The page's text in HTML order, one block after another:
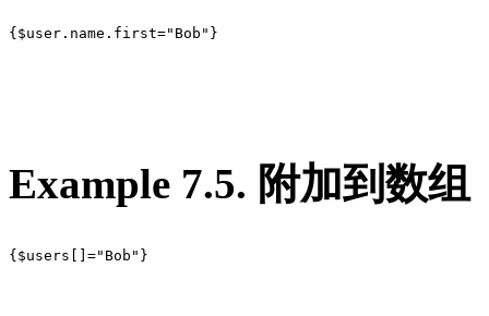
{$user.name.first="Bob"}
Example 7.5. 附加到数组
{$users[]="Bob"}